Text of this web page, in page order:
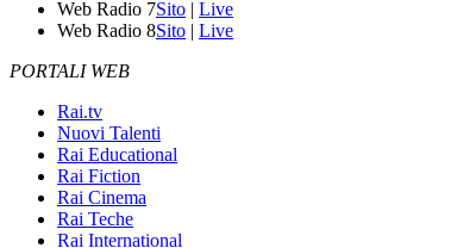
Web Radio 7Sito | Live
Web Radio 8Sito | Live
PORTALI WEB
Rai.tv
Nuovi Talenti
Rai Educational
Rai Fiction
Rai Cinema
Rai Teche
Rai International